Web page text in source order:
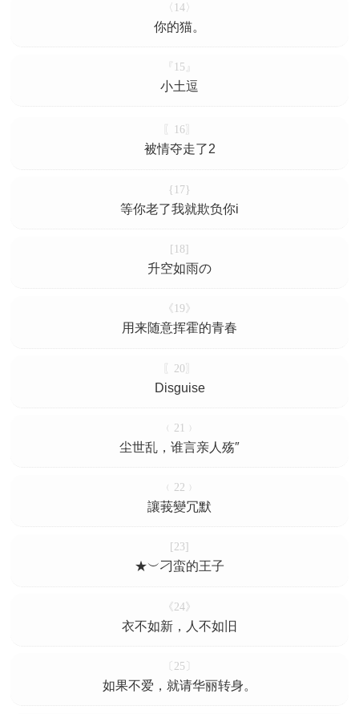
〈14〉
你的猫。
『15』
小土逗
〖16〗
被情夺走了2
{17}
等你老了我就欺负你i
[18]
升空如雨の
《19》
用来随意挥霍的青春
〖20〗
Disguise
﹙21﹚
尘世乱，谁言亲人殇″
﹙22﹚
讓莪變冗默
[23]
★︶刁蛮的王子
《24》
衣不如新，人不如旧
〔25〕
如果不爱，就请华丽转身。